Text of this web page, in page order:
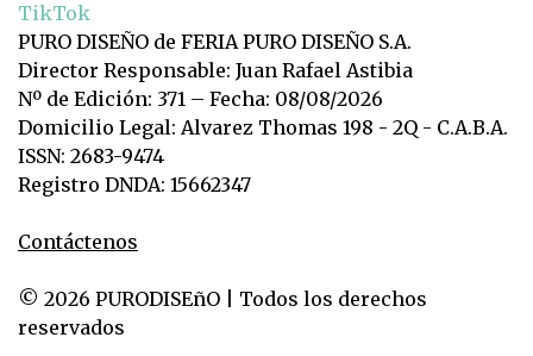
TikTok
PURO DISEÑO de FERIA PURO DISEÑO S.A.
Director Responsable: Juan Rafael Astibia
Nº de Edición: 371 – Fecha: 08/08/2026
Domicilio Legal: Alvarez Thomas 198 - 2Q - C.A.B.A.
ISSN: 2683-9474
Registro DNDA: 15662347
Contáctenos
© 2026 PURODISEñO | Todos los derechos
reservados